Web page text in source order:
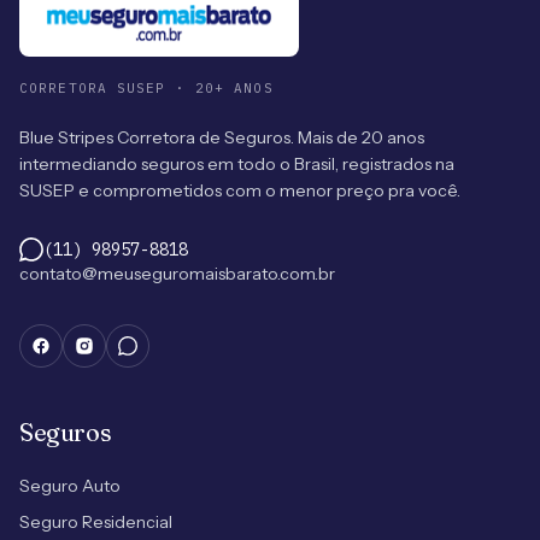
CORRETORA SUSEP · 20+ ANOS
Blue Stripes Corretora de Seguros. Mais de 20 anos
intermediando seguros em todo o Brasil, registrados na
SUSEP e comprometidos com o menor preço pra você.
(11) 98957-8818
contato@meuseguromaisbarato.com.br
Seguros
Seguro Auto
Seguro Residencial